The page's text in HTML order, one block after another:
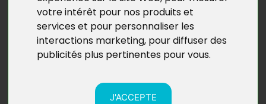
votre intérêt pour nos produits et
services et pour personnaliser les
interactions marketing, pour diffuser des
publicités plus pertinentes pour vous.
J'ACCEPTE